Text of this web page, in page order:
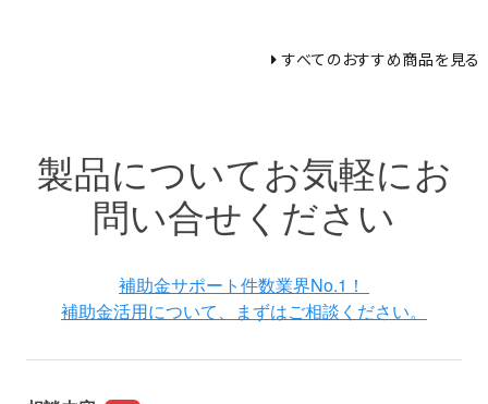
すべてのおすすめ商品を見る